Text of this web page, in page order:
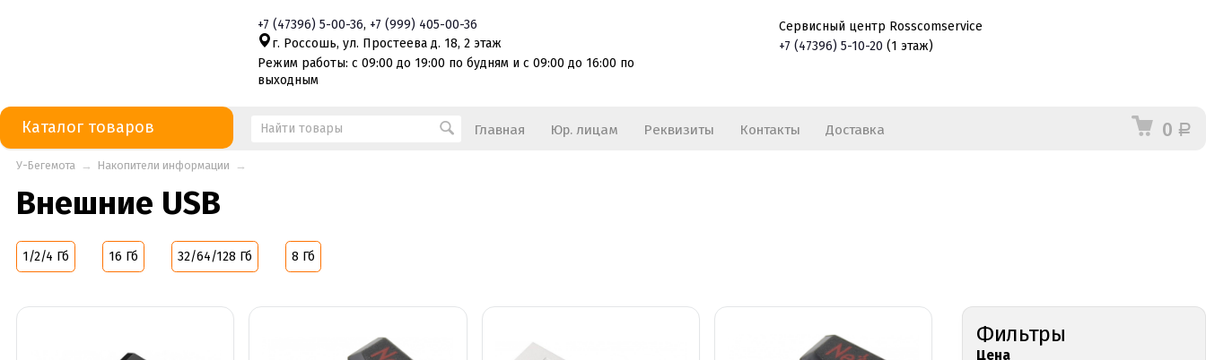
+7 (47396) 5-00-36, +7 (999) 405-00-36
г. Россошь, ул. Простеева д. 18, 2 этаж
Режим работы: с 09:00 до 19:00 по будням и с 09:00 до 16:00 по
выходным
Сервисный центр Rosscomservice
+7(47396) 5-10-20 (1 этаж)
0 Р
Каталог товаров Главная Юр. лицам Реквизиты Контакты Доставка
У-Бегемота → Накопители информации →
Внешние USB
1/2/4 Гб 16 Гб 32/64/128 Гб 8 Гб
Фильтры
Цена